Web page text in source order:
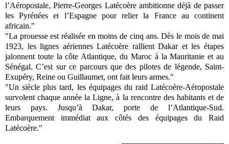
l’Aéropostale, Pierre-Georges Latécoère ambitionne déjà de passer
les Pyrénées et l’Espagne pour relier la France au continent
africain."
"La prouesse est réalisée en moins de cinq ans. Dès le mois de mai
1923, les lignes aériennes Latécoère rallient Dakar et les étapes
jalonnent toute la côte Atlantique, du Maroc à la Mauritanie et au
Sénégal. C’est sur ce parcours que des pilotes de légende, Saint-
Exupéry, Reine ou Guillaumet, ont fait leurs armes."
"Un siècle plus tard, les équipages du raid Latécoère-Aéropostale
survolent chaque année la Ligne, à la rencontre des habitants et de
leurs pays. Jusqu’à Dakar, porte de l’Atlantique-Sud.
Embarquement immédiat aux côtés des équipages du Raid
Latécoère."